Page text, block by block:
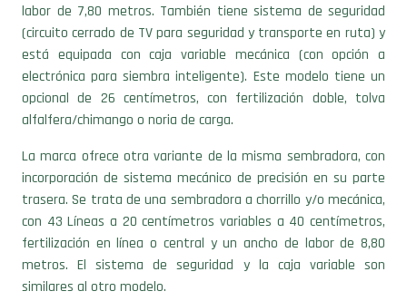
labor de 7,80 metros. También tiene sistema de seguridad
(circuito cerrado de TV para seguridad y transporte en ruta) y
está equipada con caja variable mecánica (con opción a
electrónica para siembra inteligente). Este modelo tiene un
opcional de 26 centímetros, con fertilización doble, tolva
alfalfera/chimango o noria de carga.
La marca ofrece otra variante de la misma sembradora, con
incorporación de sistema mecánico de precisión en su parte
trasera. Se trata de una sembradora a chorrillo y/o mecánica,
con 43 Líneas a 20 centímetros variables a 40 centímetros,
fertilización en línea o central y un ancho de labor de 8,80
metros. El sistema de seguridad y la caja variable son
similares al otro modelo.